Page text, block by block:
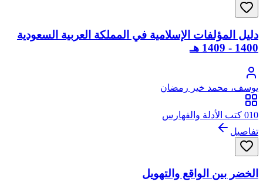
دليل المؤلفات الإسلامية في المملكة العربية السعودية
1400 - 1409 هـ
يوسف، محمد خير رمضان
010 كتب الأدلة والفهارس
تفاصيل
الخضر بين الواقع والتهويل